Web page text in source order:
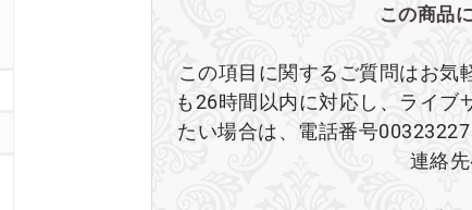
この商品
この項目に関するご質問はお気
も26時間以内に対応し、ライブ
たい場合は、電話番号
連絡